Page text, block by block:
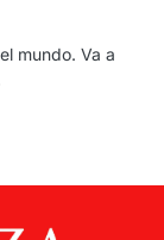
mundo. Va a